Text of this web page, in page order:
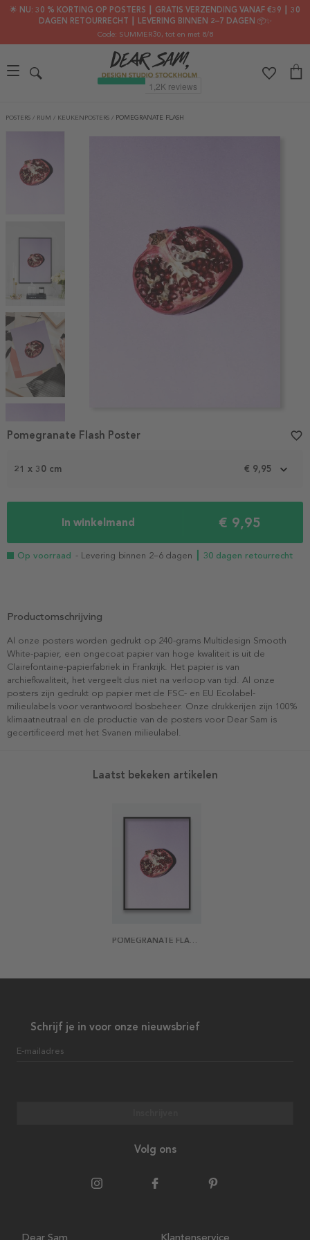
🌟 NU: 30 % KORTING OP POSTERS ┃ GRATIS VERZENDING VANAF €39 ┃ 30
DAGEN RETOURRECHT ┃ LEVERING BINNEN 2–7 DAGEN 📦✨
Code: SUMMER30, tot en met 8/8
POSTERS / RUM / KEUKENPOSTERS / POMEGRANATE FLASH
1
21 x 30 cm € 9,95
In winkelmand € 9,95
Op voorraad - Levering binnen 2–6 dagen ┃ 30 dagen retourrecht
Pomegranate Flash Poster favorite_border
Productomschrijving
Al onze posters worden gedrukt op 240-grams Multidesign Smooth
White-papier, een ongecoat papier van hoge kwaliteit is uit de
Clairefontaine-papierfabriek in Frankrijk. Het papier is van
archiefkwaliteit, het vergeelt dus niet na verloop van tijd. Al onze
posters zijn gedrukt op papier met de FSC- en EU Ecolabel-
milieulabels voor verantwoord bosbeheer. Onze drukkerijen zijn 100%
klimaatneutraal en de productie van de posters voor Dear Sam is
gecertificeerd met het Svanen milieulabel.
Laatst bekeken artikelen
POMEGRANATE FLASH POSTER
Schrijf je in voor onze nieuwsbrief
E-mailadres
Volg ons
Dear Sam Klantenservice